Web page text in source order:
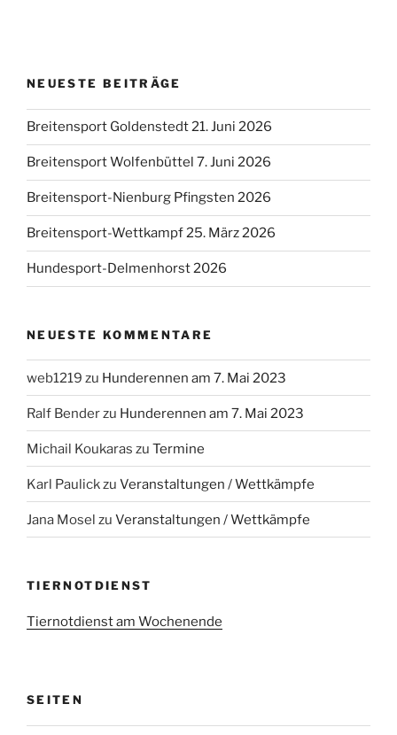
NEUESTE BEITRÄGE
Breitensport Goldenstedt 21. Juni 2026
Breitensport Wolfenbüttel 7. Juni 2026
Breitensport-Nienburg Pfingsten 2026
Breitensport-Wettkampf 25. März 2026
Hundesport-Delmenhorst 2026
NEUESTE KOMMENTARE
web1219 zu Hunderennen am 7. Mai 2023
Ralf Benderzu Hunderennen am 7. Mai 2023
Michail Koukaras zu Termine
Karl Paulickzu Veranstaltungen / Wettkämpfe
Jana Mosel zu Veranstaltungen / Wettkämpfe
TIERNOTDIENST
Tiernotdienst am Wochenende
SEITEN